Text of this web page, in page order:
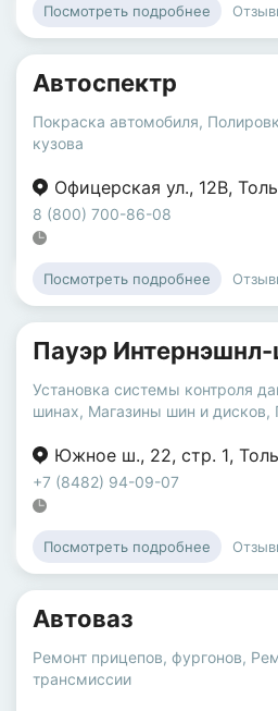
Посмотреть подробнее
Автоспектр
Покраска автомобиля,
кузова
Офицерская ул., 12В,
8 (800) 700-86-08
Посмотреть подробнее
Пауэр
Установка системы контроля
шинах, Магазины шин и дисков,
Южное ш., 22, стр. 1,
+7 (8482) 94-09-07
Посмотреть подробнее
Автоваз
Ремонт прицепов, фургонов,
трансмиссии